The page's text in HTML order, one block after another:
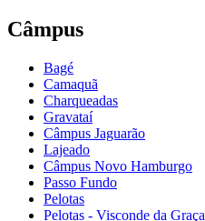
Câmpus
Bagé
Camaquã
Charqueadas
Gravataí
Câmpus Jaguarão
Lajeado
Câmpus Novo Hamburgo
Passo Fundo
Pelotas
Pelotas - Visconde da Graça